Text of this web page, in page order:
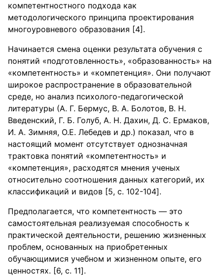
компетентностного подхода как
методологического принципа проектирования
многоуровневого образования [4].
Начинается смена оценки результата обучения с
понятий «подготовленность», «образованность» на
«компетентность» и «компетенция». Они получают
широкое распространение в образовательной
среде, но анализ психолого-педагогической
литературы (А. Г. Бермус, В. А. Болотов, В. Н.
Введенский, Г. Б. Голуб, А. Н. Дахин, Д. С. Ермаков,
И. А. Зимняя, О.Е. Лебедев и др.) показал, что в
настоящий момент отсутствует однозначная
трактовка понятий «компетентность» и
«компетенция», расходятся мнения ученых
относительно соотношения данных категорий, их
классификаций и видов [5, c. 102-104].
Предполагается, что компетентность — это
самостоятельная реализуемая способность к
практической деятельности, решению жизненных
проблем, основанных на приобретенных
обучающимися учебном и жизненном опыте, его
ценностях. [6, c. 11].